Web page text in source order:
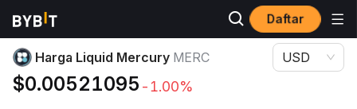
Daftar
Harga Kripto
Harga Liquid Mercury MERC
$0.00521095 -1.00%
USD